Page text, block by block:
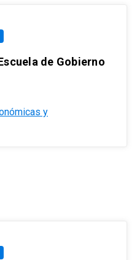
de Gobierno
y